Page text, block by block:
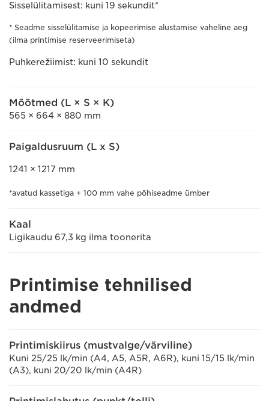
Sisselülitamisest: kuni 19 sekundit*
* Seadme sisselülitamise ja kopeerimise alustamise vaheline aeg
(ilma printimise reserveerimiseta)
Puhkerežiimist: kuni 10 sekundit
Mõõtmed (L × S × K)
565 × 664 × 880 mm
Paigaldusruum (L x S)
1241 × 1217 mm
*avatud kassetiga + 100 mm vahe põhiseadme ümber
Kaal
Ligikaudu 67,3 kg ilma toonerita
Printimise tehnilised
andmed
Printimiskiirus (mustvalge/värviline)
Kuni 25/25 lk/min (A4, A5, A5R, A6R), kuni 15/15 lk/min
(A3), kuni 20/20 lk/min (A4R)